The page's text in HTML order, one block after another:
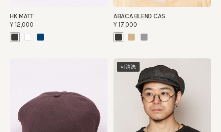
HK MATT
¥12,000
ABACA BLEND CAS
¥17,000
可清洗